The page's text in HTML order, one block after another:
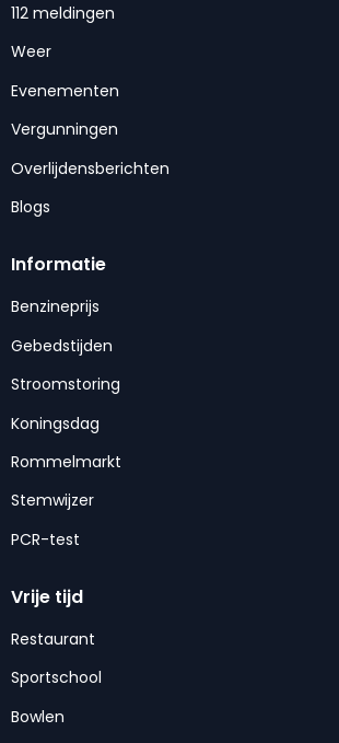
112 meldingen
Weer
Evenementen
Vergunningen
Overlijdensberichten
Blogs
Informatie
Benzineprijs
Gebedstijden
Stroomstoring
Koningsdag
Rommelmarkt
Stemwijzer
PCR-test
Vrije tijd
Restaurant
Sportschool
Bowlen